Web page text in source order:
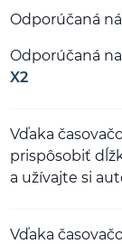
Odporúčaná
Odporúčaná
X2
Vďaka
prispôsobiť
a užívajte si
Vďaka